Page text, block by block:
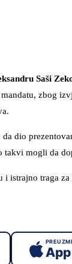
Saši
zbog
dio
mogli da
i istrajno traga za